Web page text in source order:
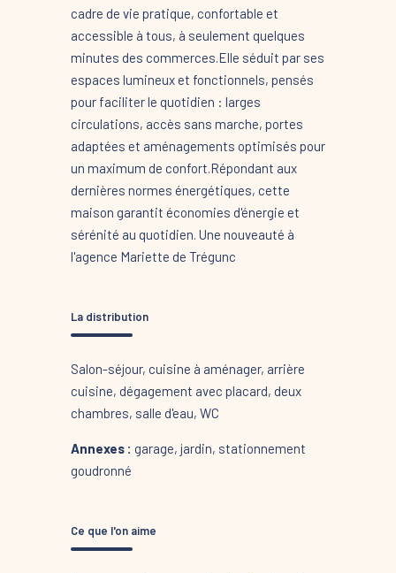
cadre de vie pratique, confortable et
accessible à tous, à seulement quelques
minutes des commerces.Elle séduit par ses
espaces lumineux et fonctionnels, pensés
pour faciliter le quotidien : larges
circulations, accès sans marche, portes
adaptées et aménagements optimisés pour
un maximum de confort.Répondant aux
dernières normes énergétiques, cette
maison garantit économies d'énergie et
sérénité au quotidien. Une nouveauté à
l'agence Mariette de Trégunc
La distribution
Salon-séjour, cuisine à aménager, arrière
cuisine, dégagement avec placard, deux
chambres, salle d'eau, WC
Annexes : garage, jardin, stationnement
goudronné
Ce que l'on aime